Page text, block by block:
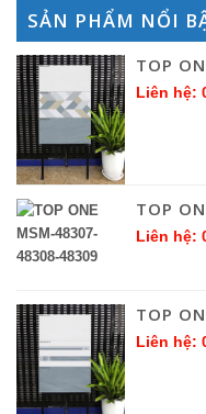
SẢN PHẨM NỔI
TOP
Liên hệ:
TOP
Liên hệ:
TOP
Liên hệ: